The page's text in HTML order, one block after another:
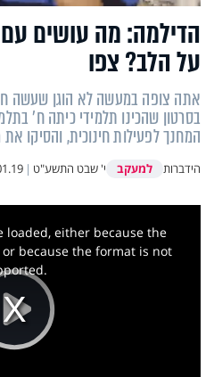
הדילמה: מה עושים
על הלב? צפו
אתה צופה במעשה לא הוגן שעשה
בסרטון שהכינו תלמידי כיתה ח'
המחנך לפעילות חינוכית, והסיקו
הידברות למעקב י' שבט התשע"ט |
Play
loaded, either because the
because the format is not